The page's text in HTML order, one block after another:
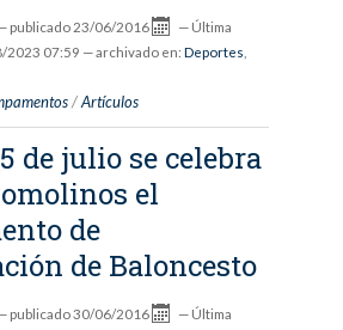
publicado 23/06/2016 — Última
2023 07:59 — archivado en: Deportes
/Artículos
de julio se celebra
el
de
de Baloncesto
publicado30/06/2016 — Última